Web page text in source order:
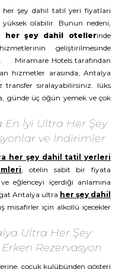
şey dahil tatil yeri fiyatları
olabilir. Bunun nedeni,
her şey dahil otellerinde
geliştirilmesinde
Miramare Hotels tarafından
hizmetler arasında, Antalya
transfer sıralayabilirsiniz. lüks
günde üç öğün yemek ve çok
İyi Ultra Her Şey
ve İndirimler
her şey dahil tatil yerleri
, otelin sabit bir fiyata
eğlenceyi içerdiği anlamına
Antalya ultra her şey dahil
misafirler için alkollü içecekler
Ultra Her Şey
Rezervasyon
çocuk kulübünden gösteri